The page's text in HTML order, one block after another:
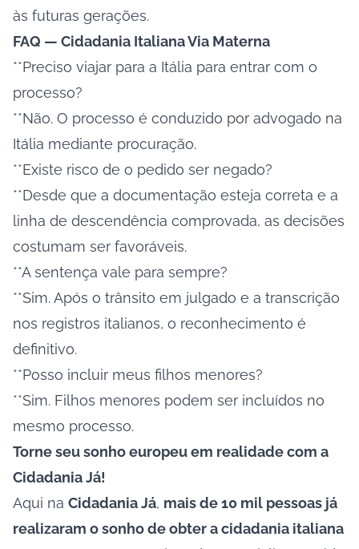
às futuras gerações.
FAQ — Cidadania Italiana Via Materna
**Preciso viajar para a Itália para entrar com o
processo?
**Não. O processo é conduzido por advogado na
Itália mediante procuração.
**Existe risco de o pedido ser negado?
**Desde que a documentação esteja correta e a
linha de descendência comprovada, as decisões
costumam ser favoráveis.
**A sentença vale para sempre?
**Sim. Após o trânsito em julgado e a transcrição
nos registros italianos, o reconhecimento é
definitivo.
**Posso incluir meus filhos menores?
**Sim. Filhos menores podem ser incluídos no
mesmo processo.
Torne seu sonho europeu em realidade com a
Cidadania Já!
Aqui na Cidadania Já, mais de 10 mil pessoas já
realizaram o sonho de obter a cidadania italiana